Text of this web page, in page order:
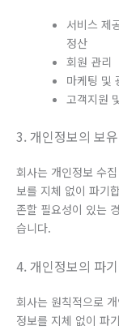
서비스 제
정산
회원 관리
마케팅 및
고객지원
3. 개인정보의 보
회사는 개인정보 수
보를 지체 없이 파기
존할 필요성이 있는
습니다.
4. 개인정보의 파
회사는 원칙적으로
정보를 지체 없이 파